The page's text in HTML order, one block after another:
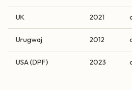
UK 2021
Urugwaj 2012
USA (DPF) 2023